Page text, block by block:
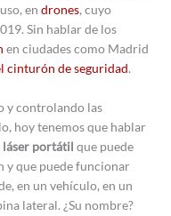
en drones, cuyo
Sin hablar de los
en ciudades como Madrid
cinturón de seguridad.
y controlando las
hoy tenemos que hablar
portátil que puede
y que puede funcionar
en un vehículo, en un
lateral. ¿Su nombre?